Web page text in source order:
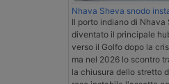
Nhava Sheva snodo
Il porto indiano di Nhava
diventato il principale
verso il Golfo dopo la
ma nel 2026 lo scontro
la chiusura dello stretto